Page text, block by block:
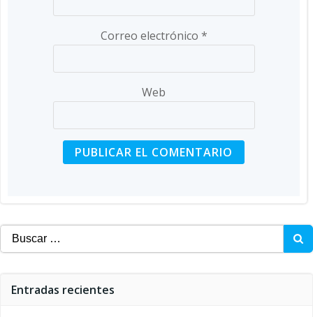
Correo electrónico *
Web
Buscar:
Entradas recientes